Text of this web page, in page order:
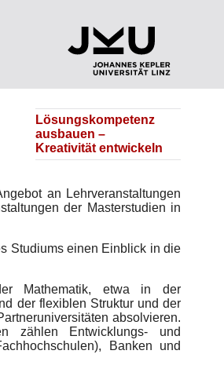
Lösungskompetenz
ausbauen –
Kreativität entwickeln
an Lehrveranstaltungen
der Masterstudien in
Studiums einen Einblick in die
Mathematik, etwa in der
der flexiblen Struktur und der
absolvieren.
zählen Entwicklungs- und
Banken und